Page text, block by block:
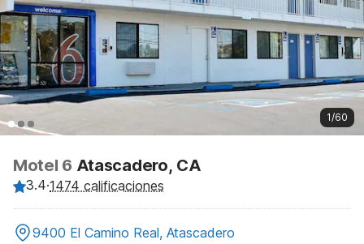
1/60
Motel 6 Atascadero, CA
3.4·1474 calificaciones
9400 El Camino Real, Atascadero